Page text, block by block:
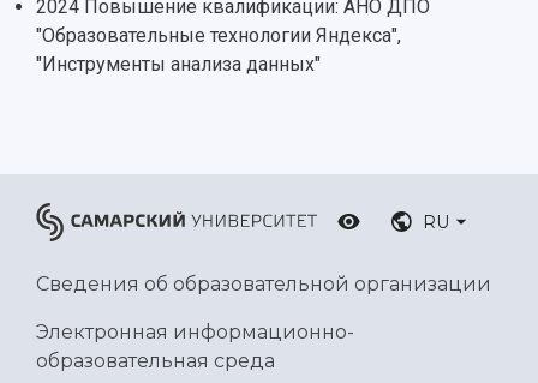
Официальные документы
2024 Повышение квалификации: АНО ДПО
"Образовательные технологии Яндекса",
"Инструменты анализа данных"
RU
Сведения об образовательной организации
Электронная информационно-
образовательная среда